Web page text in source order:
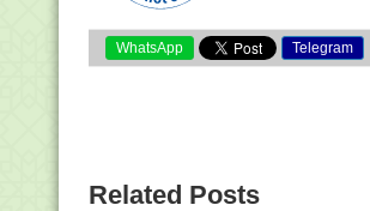
WhatsApp Telegram
Related Posts